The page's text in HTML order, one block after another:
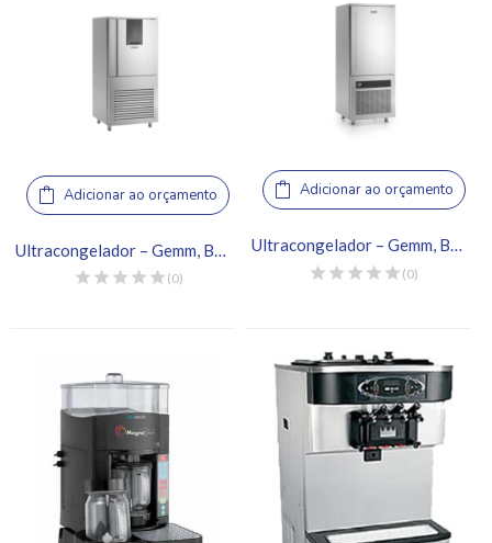
Adicionar ao orçamento
Ultracongelador – Gemm, BCT10
(0)
Adicionar ao orçamento
Ultracongelador – Gemm, BCB15
(0)